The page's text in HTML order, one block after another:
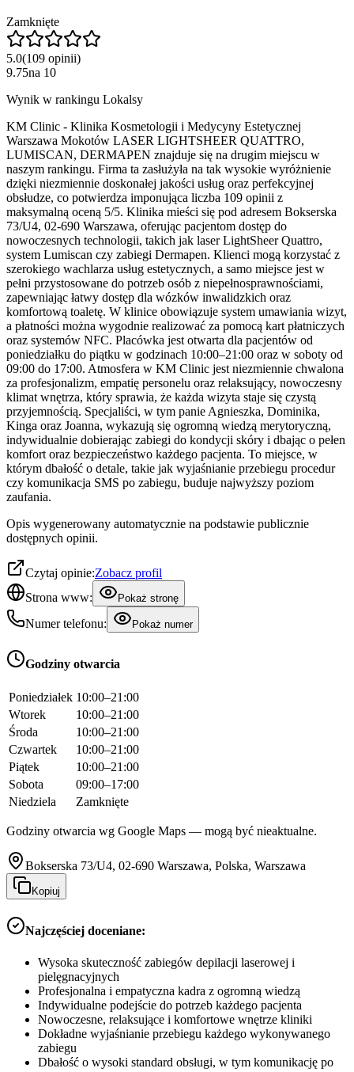
Zamknięte
5.0(109 opinii)
9.75na 10
Wynik w rankingu Lokalsy
KM Clinic - Klinika Kosmetologii i Medycyny Estetycznej
Warszawa Mokotów LASER LIGHTSHEER QUATTRO,
LUMISCAN, DERMAPEN znajduje się na drugim miejscu w
naszym rankingu. Firma ta zasłużyła na tak wysokie wyróżnienie
dzięki niezmiennie doskonałej jakości usług oraz perfekcyjnej
obsłudze, co potwierdza imponująca liczba 109 opinii z
maksymalną oceną 5/5. Klinika mieści się pod adresem Bokserska
73/U4, 02-690 Warszawa, oferując pacjentom dostęp do
nowoczesnych technologii, takich jak laser LightSheer Quattro,
system Lumiscan czy zabiegi Dermapen. Klienci mogą korzystać z
szerokiego wachlarza usług estetycznych, a samo miejsce jest w
pełni przystosowane do potrzeb osób z niepełnosprawnościami,
zapewniając łatwy dostęp dla wózków inwalidzkich oraz
komfortową toaletę. W klinice obowiązuje system umawiania wizyt,
a płatności można wygodnie realizować za pomocą kart płatniczych
oraz systemów NFC. Placówka jest otwarta dla pacjentów od
poniedziałku do piątku w godzinach 10:00–21:00 oraz w soboty od
09:00 do 17:00. Atmosfera w KM Clinic jest niezmiennie chwalona
za profesjonalizm, empatię personelu oraz relaksujący, nowoczesny
klimat wnętrza, który sprawia, że każda wizyta staje się czystą
przyjemnością. Specjaliści, w tym panie Agnieszka, Dominika,
Kinga oraz Joanna, wykazują się ogromną wiedzą merytoryczną,
indywidualnie dobierając zabiegi do kondycji skóry i dbając o pełen
komfort oraz bezpieczeństwo każdego pacjenta. To miejsce, w
którym dbałość o detale, takie jak wyjaśnianie przebiegu procedur
czy komunikacja SMS po zabiegu, buduje najwyższy poziom
zaufania.
Opis wygenerowany automatycznie na podstawie publicznie
dostępnych opinii.
Czytaj opinie:Zobacz profil
Strona www:
Pokaż stronę
Numer telefonu: Pokaż numer
Godziny otwarcia
Poniedziałek 10:00–21:00
Wtorek
10:00–21:00
Środa
10:00–21:00
Czwartek
10:00–21:00
Piątek
10:00–21:00
Sobota
09:00–17:00
Niedziela
Zamknięte
Godziny otwarcia wg Google Maps — mogą być nieaktualne.
Bokserska 73/U4, 02-690 Warszawa, Polska, Warszawa
Kopiuj
Najczęściej doceniane:
Wysoka skuteczność zabiegów depilacji laserowej i
pielęgnacyjnych
Profesjonalna i empatyczna kadra z ogromną wiedzą
Indywidualne podejście do potrzeb każdego pacjenta
Nowoczesne, relaksujące i komfortowe wnętrze kliniki
Dokładne wyjaśnianie przebiegu każdego wykonywanego
zabiegu
Dbałość o wysoki standard obsługi, w tym komunikację po